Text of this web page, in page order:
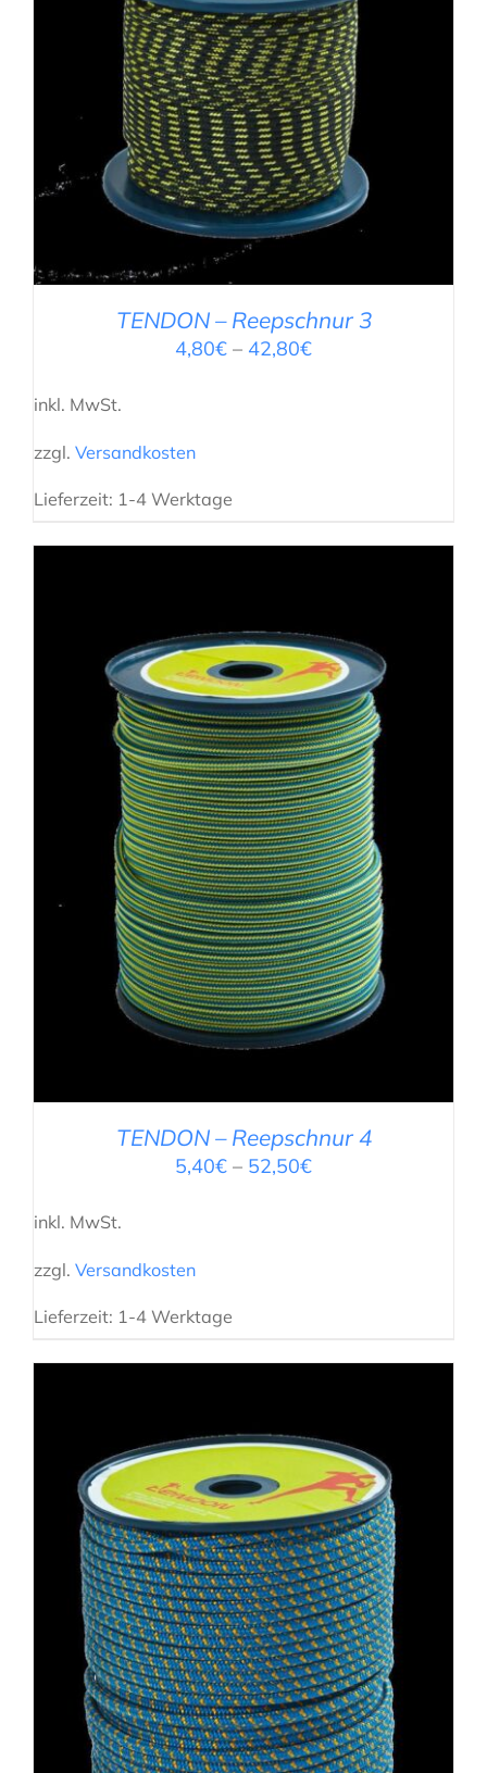
AUSFÜHRUNG WÄHLEN / DETAILS
TENDON – Reepschnur 3
4,80€ – 42,80€
inkl. MwSt.
zzgl. Versandkosten
Lieferzeit: 1-4 Werktage
AUSFÜHRUNG WÄHLEN / DETAILS
TENDON – Reepschnur 4
5,40€ – 52,50€
inkl. MwSt.
zzgl. Versandkosten
Lieferzeit: 1-4 Werktage
AUSFÜHRUNG WÄHLEN / DETAILS